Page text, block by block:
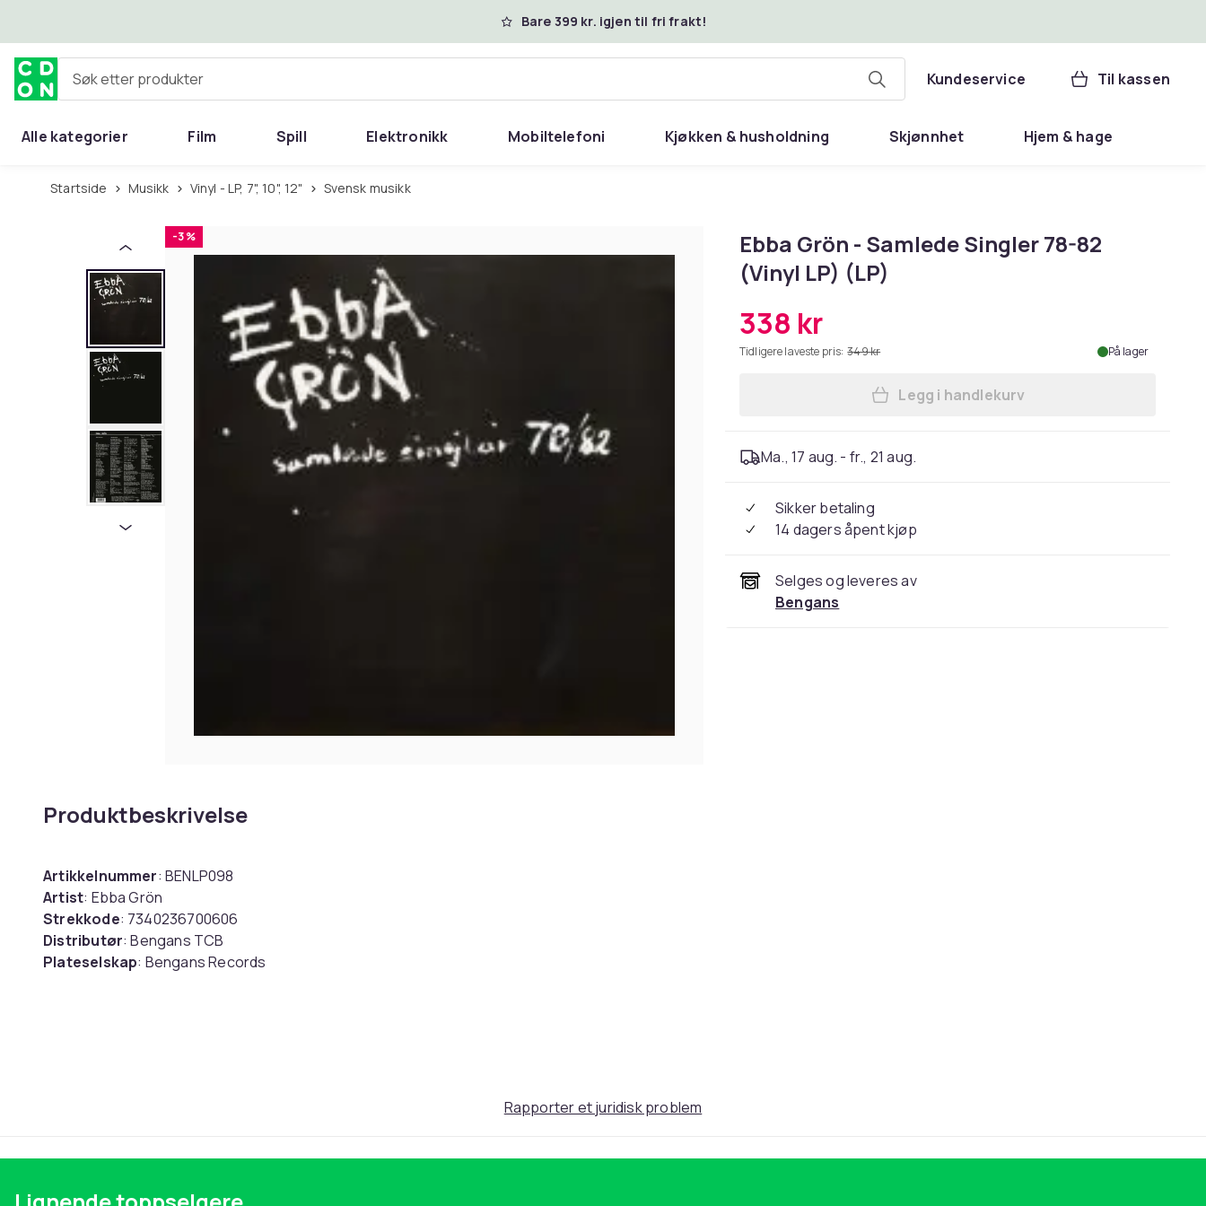
Bare 399 kr. igjen til fri frakt!
Søk etter produkter Kundeservice Til kassen
Alle kategorier Film Spill Elektronikk Mobiltelefoni Kjøkken & husholdning Skjønnhet Hjem & hage
Startside Musikk Vinyl - LP, 7", 10", 12" Svensk musikk
-3 %
Produktbeskrivelse
Artikkelnummer: BENLP098
Artist: Ebba Grön
Strekkode: 7340236700606
Distributør: Bengans TCB
Plateselskap: Bengans Records
6. Vad skall du bli?
Ebba Grön - Samlede Singler 78-82
(Vinyl LP) (LP)
338 kr
Tidligere laveste pris: 349 kr På lager
Legg Ebba Grön - Samlede Singler
Legg i handlekurv
Ma., 17 aug. - fr., 21 aug.
Sikker betaling
14 dagers åpent kjøp
Selges og leveres av
Bengans
Rapporter et juridisk problem